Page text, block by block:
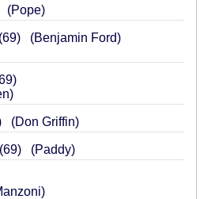
(Pope)
69 (Benjamin Ford)
(Don Griffin)
69 (Paddy)